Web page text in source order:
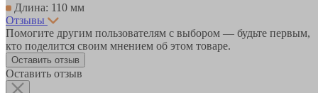
Длина: 110 мм
Отзывы
Помогите другим пользователям с выбором — будьте первым,
кто поделится своим мнением об этом товаре.
Оставить отзыв
Оставить отзыв